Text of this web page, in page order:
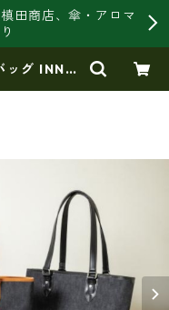
田商店、傘・アロマ
INNFI
】レナ ジ